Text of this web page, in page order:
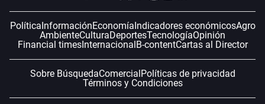
PolíticaInformaciónEconomíaIndicadores económicosAgro
AmbienteCulturaDeportesTecnologíaOpinión
Financial timesInternacionalB-contentCartas al Director
Sobre BúsquedaComercialPolíticas de privacidad
Términos y Condiciones